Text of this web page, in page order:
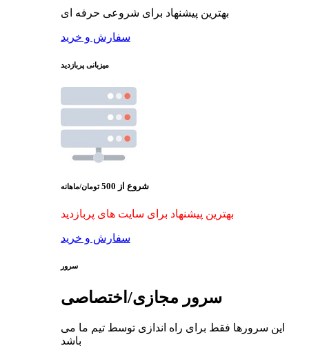
بهترین پیشنهاد برای شروعی حرفه ای
سفارش و خرید
میزبانی پربازدید
شروع از 500 تومان/ماهانه
بهترین پیشنهاد برای سایت های پربازدید
سفارش و خرید
سرور
سرور مجازی/اختصاصی
این سرورها فقط برای راه اندازی توسط تیم ما می
باشد